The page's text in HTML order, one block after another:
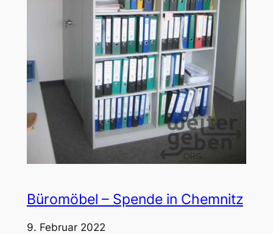
Büromöbel – Spende in Chemnitz
9. Februar 2022